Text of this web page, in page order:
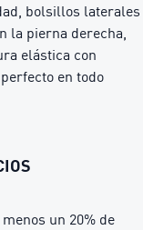
bolsillos laterales
la pierna derecha,
elástica con
en todo
un 20% de